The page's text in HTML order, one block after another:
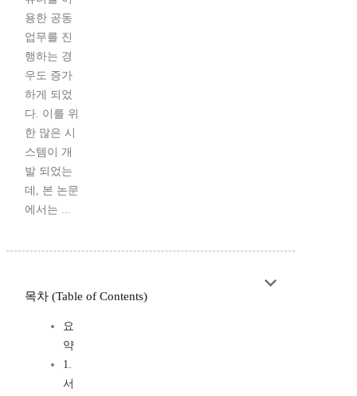
용한 공동
업무를 진
행하는 경
우도 증가
하게 되었
다. 이를 위
한 많은 시
스템이 개
발 되었는
데, 본 논문
에서는 ...
목차 (Table of Contents)
요
약
1.
서